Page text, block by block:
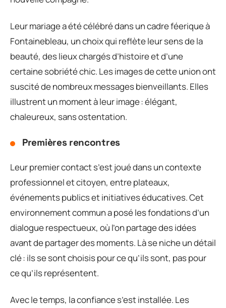
Leur mariage a été célébré dans un cadre féerique à
Fontainebleau, un choix qui reflète leur sens de la
beauté, des lieux chargés d’histoire et d’une
certaine sobriété chic. Les images de cette union ont
suscité de nombreux messages bienveillants. Elles
illustrent un moment à leur image : élégant,
chaleureux, sans ostentation.
Premières rencontres
Leur premier contact s’est joué dans un contexte
professionnel et citoyen, entre plateaux,
événements publics et initiatives éducatives. Cet
environnement commun a posé les fondations d’un
dialogue respectueux, où l’on partage des idées
avant de partager des moments. Là se niche un détail
clé : ils se sont choisis pour ce qu’ils sont, pas pour
ce qu’ils représentent.
Avec le temps, la confiance s’est installée. Les